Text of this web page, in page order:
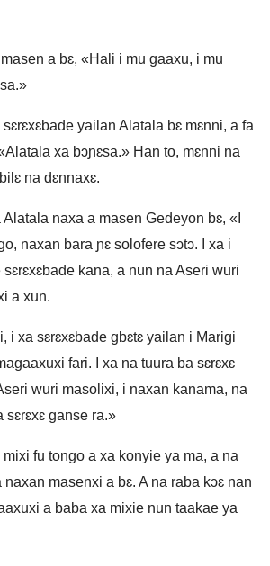
a bɛ, «Hali i mu gaaxu, i mu
yailan Alatala bɛ mɛnni, a fa
xa bɔɲɛsa.» Han to, mɛnni na
na dɛnnaxɛ.
Alatala naxa a masen Gedeyon bɛ, «I
naxan bara ɲɛ solofere sɔtɔ. I xa i
kana, a nun na Aseri wuri
a xun.
i xa sɛrɛxɛbade gbɛtɛ yailan i Marigi
fari. I xa na tuura ba sɛrɛxɛ
wuri masolixi, i naxan kanama, na
ganse ra.»
fu tongo a xa konyie ya ma, a na
masenxi a bɛ. A na raba kɔɛ nan
a baba xa mixie nun taakae ya